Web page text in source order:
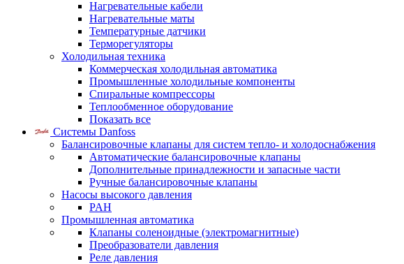
Нагревательные кабели
Нагревательные маты
Температурные датчики
Терморегуляторы
Холодильная техника
Коммерческая холодильная автоматика
Промышленные холодильные компоненты
Спиральные компрессоры
Теплообменное оборудование
Показать все
Системы Danfoss
Балансировочные клапаны для систем тепло- и холодоснабжения
Автоматические балансировочные клапаны
Дополнительные принадлежности и запасные части
Ручные балансировочные клапаны
Насосы высокого давления
PAH
Промышленная автоматика
Клапаны соленоидные (электромагнитные)
Преобразователи давления
Реле давления